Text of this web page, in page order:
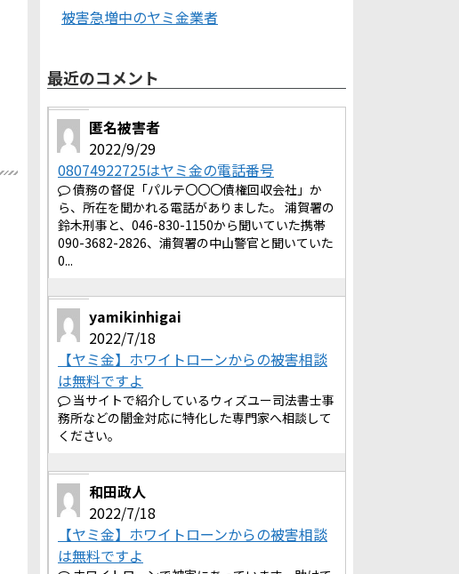
被害急増中のヤミ金業者
最近のコメント
匿名被害者
2022/9/29
08074922725はヤミ金の電話番号
債務の督促「パルテ〇〇〇債権回収会社」か
ら、所在を聞かれる電話がありました。 浦賀署の
鈴木刑事と、046-830-1150から聞いていた携帯
090-3682-2826、浦賀署の中山警官と聞いていた
0...
yamikinhigai
2022/7/18
【ヤミ金】ホワイトローンからの被害相談
は無料ですよ
当サイトで紹介しているウィズユー司法書士事
務所などの闇金対応に特化した専門家へ相談して
ください。
和田政人
2022/7/18
【ヤミ金】ホワイトローンからの被害相談
は無料ですよ